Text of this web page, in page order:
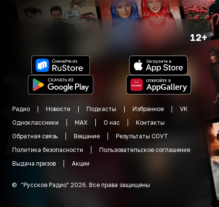
12+
Радио Новости Подкасты Избранное
VK
Одноклассники
MAX О нас
Контакты
Обратная связь
Вещание
Результаты СОУТ
Политика безопасности
Пользовательское соглашение
Выдача призов
Акции
© "Русское Радио" 2026. Все права защищены